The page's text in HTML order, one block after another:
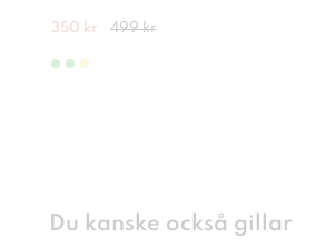
350 kr 499 kr
Du kanske också gillar